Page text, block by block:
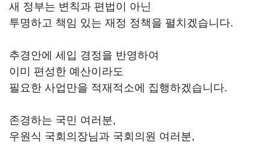
새 정부는 변칙과 편법이 아닌
투명하고 책임 있는 재정 정책을 펼치겠습니다.
추경안에 세입 경정을 반영하여
이미 편성한 예산이라도
필요한 사업만을 적재적소에 집행하겠습니다.
존경하는 국민 여러분,
우원식 국회의장님과 국회의원 여러분,